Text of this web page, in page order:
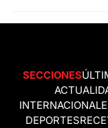
SECCIONES
DEPORTES